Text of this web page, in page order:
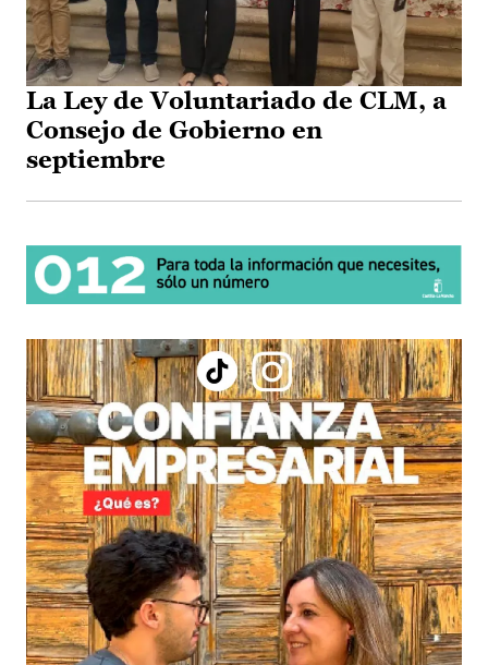
La Ley de Voluntariado de CLM, a
Consejo de Gobierno en
septiembre